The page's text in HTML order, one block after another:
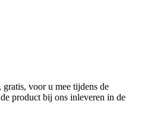
voor u mee tijdens de
product bij ons inleveren in de